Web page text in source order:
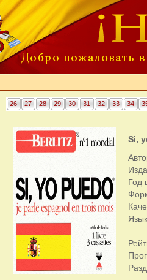
26 27 28 29 30 31 32 33 34
Si,
Год